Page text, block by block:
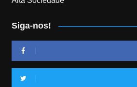
Siga-nos!